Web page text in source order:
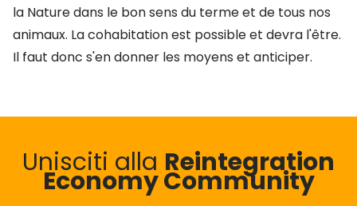
la Nature dans le bon sens du terme et de tous nos
animaux. La cohabitation est possible et devra l'être.
Il faut donc s'en donner les moyens et anticiper.
Unisciti alla Reintegration
Economy Community